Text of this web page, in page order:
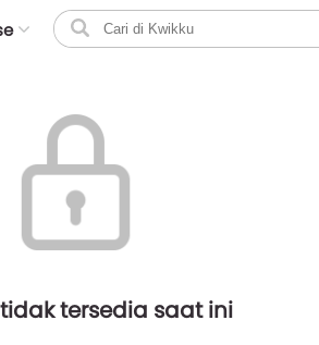
tersedia saat ini